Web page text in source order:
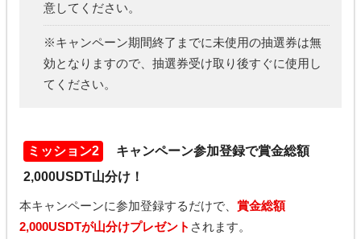
意してください。
※キャンペーン期間終了までに未使用の抽選券は無
効となりますので、抽選券受け取り後すぐに使用し
てください。
ミッション2
キャンペーン参加登録で賞金総額
2,000USDT山分け！
本キャンペーンに参加登録するだけで、 賞金総額
2,000USDTが山分けプレゼント されます。